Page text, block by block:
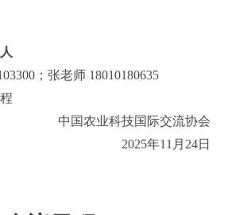
；张老师 18010180635
中国农业科技国际交流协会
2025年11 月 24日